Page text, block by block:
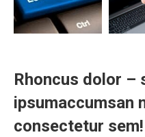
Rhoncus dolor –
ipsumaccumsan
consectetur sem!